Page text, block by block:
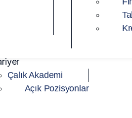
Çalık Akademi
Açık Pozisyonlar